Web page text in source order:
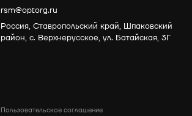
rsm@optorg.ru
Россия, Ставропольский край, Шпаковский
район, с. Верхнерусское, ул. Батайская, 3Г
Пользовательское соглашение